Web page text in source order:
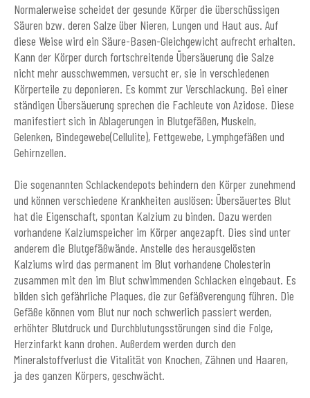
Normalerweise scheidet der gesunde Körper die überschüssigen
Säuren bzw. deren Salze über Nieren, Lungen und Haut aus. Auf
diese Weise wird ein Säure-Basen-Gleichgewicht aufrecht erhalten.
Kann der Körper durch fortschreitende Übersäuerung die Salze
nicht mehr ausschwemmen, versucht er, sie in verschiedenen
Körperteile zu deponieren. Es kommt zur Verschlackung. Bei einer
ständigen Übersäuerung sprechen die Fachleute von Azidose. Diese
manifestiert sich in Ablagerungen in Blutgefäßen, Muskeln,
Gelenken, Bindegewebe(Cellulite), Fettgewebe, Lymphgefäßen und
Gehirnzellen.
Die sogenannten Schlackendepots behindern den Körper zunehmend
und können verschiedene Krankheiten auslösen: Übersäuertes Blut
hat die Eigenschaft, spontan Kalzium zu binden. Dazu werden
vorhandene Kalziumspeicher im Körper angezapft. Dies sind unter
anderem die Blutgefäßwände. Anstelle des herausgelösten
Kalziums wird das permanent im Blut vorhandene Cholesterin
zusammen mit den im Blut schwimmenden Schlacken eingebaut. Es
bilden sich gefährliche Plaques, die zur Gefäßverengung führen. Die
Gefäße können vom Blut nur noch schwerlich passiert werden,
erhöhter Blutdruck und Durchblutungsstörungen sind die Folge,
Herzinfarkt kann drohen. Außerdem werden durch den
Mineralstoffverlust die Vitalität von Knochen, Zähnen und Haaren,
ja des ganzen Körpers, geschwächt.